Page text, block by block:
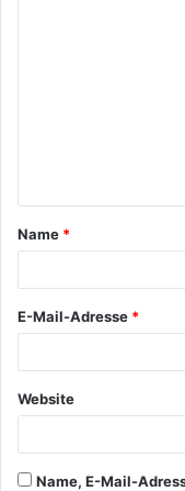
t
a
Name *
E-Mail-Adresse *
Website
Name, E-Mail-